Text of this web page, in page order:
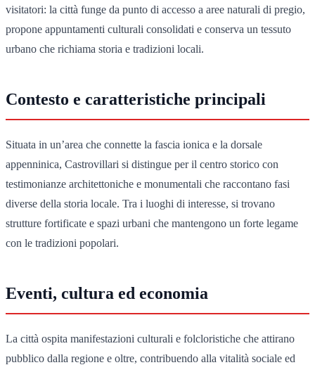
visitatori: la città funge da punto di accesso a aree naturali di pregio,
propone appuntamenti culturali consolidati e conserva un tessuto
urbano che richiama storia e tradizioni locali.
Contesto e caratteristiche principali
Situata in un’area che connette la fascia ionica e la dorsale
appenninica, Castrovillari si distingue per il centro storico con
testimonianze architettoniche e monumentali che raccontano fasi
diverse della storia locale. Tra i luoghi di interesse, si trovano
strutture fortificate e spazi urbani che mantengono un forte legame
con le tradizioni popolari.
Eventi, cultura ed economia
La città ospita manifestazioni culturali e folcloristiche che attirano
pubblico dalla regione e oltre, contribuendo alla vitalità sociale ed